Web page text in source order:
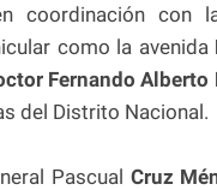
coordinación con
como la avenida
Fernando
del Distrito Nacional.
Pascual Cruz